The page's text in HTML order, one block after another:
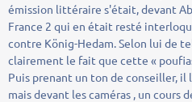
émission littéraire s'était, devant
France 2 qui en était resté
contre König-Hedam. Selon lui de
clairement le fait que cette «
Puis prenant un ton de conseiller, il
mais devant les caméras , un cours